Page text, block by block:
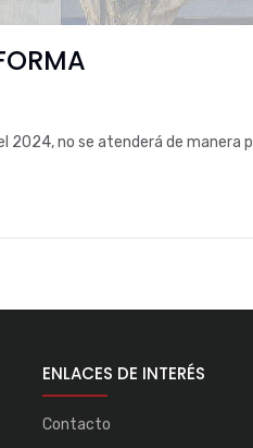
2024, no se atenderá de
ENLACES DE INTERÉS
Contacto